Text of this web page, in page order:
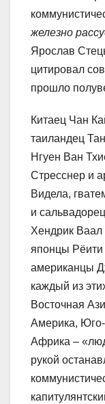
железно
Ярослав
цитировал
прошло
Китаец Чан
таиландец
Нгуен Ван
Стресснер и
Видела,
и
Хендрик Ваал
японцы
американцы
каждый из
Восточная
Америка,
Африка –
рукой